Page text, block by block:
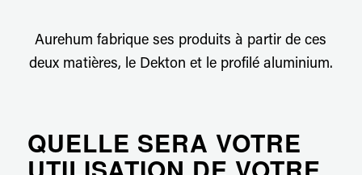
Aurehum fabrique ses produits à partir de ces
deux matières, le Dekton et le profilé aluminium.
QUELLE SERA VOTRE